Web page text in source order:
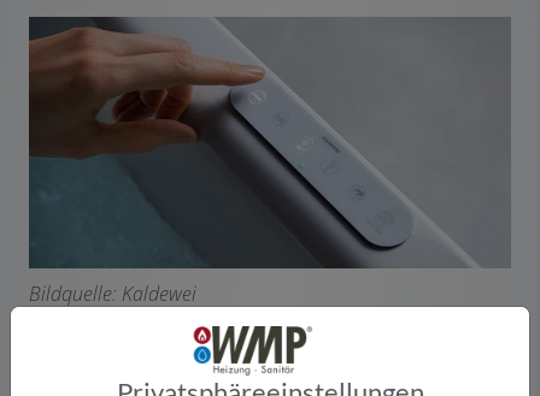
Bildquelle: Kaldewei
Die Intensität und Art der Wellnessbehandlung können
ganz individuell gestaltet werden. So kommt die